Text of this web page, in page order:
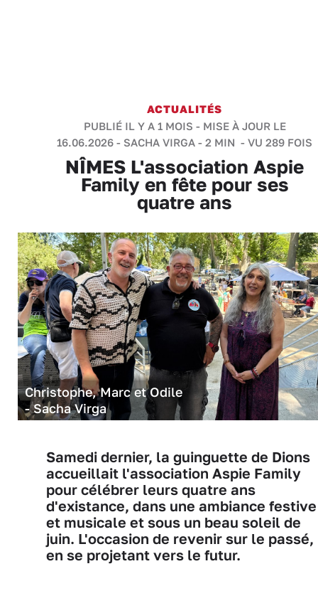
ACTUALITÉS
PUBLIÉ IL Y A 1 MOIS - MISE À JOUR LE
16.06.2026 - SACHA VIRGA - 2 MIN - VU 289 FOIS
NÎMES L'association Aspie
Family en fête pour ses
quatre ans
Christophe, Marc et Odile
- Sacha Virga
Samedi dernier, la guinguette de Dions
accueillait l'association Aspie Family
pour célébrer leurs quatre ans
d'existance, dans une ambiance festive
et musicale et sous un beau soleil de
juin. L'occasion de revenir sur le passé,
en se projetant vers le futur.